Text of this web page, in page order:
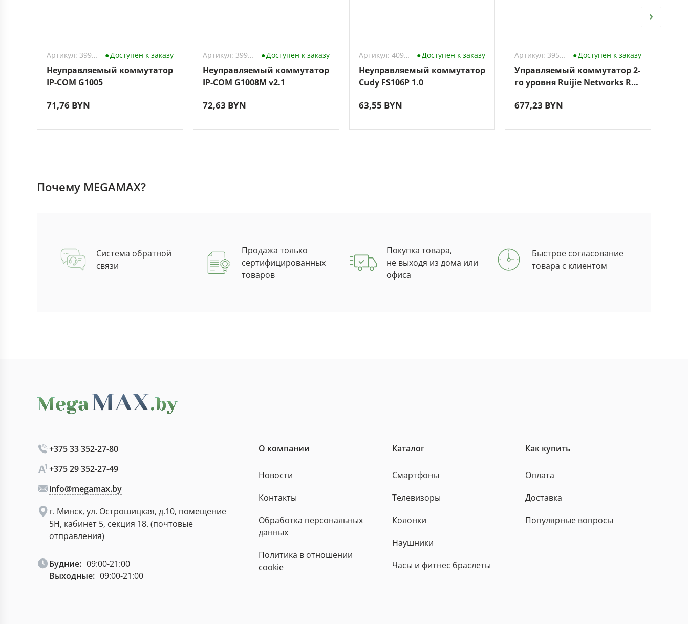
Артикул: 3994078 Доступен к заказу
Неуправляемый коммутатор
IP-COM G1005
71,76 BYN
Артикул: 3990506 Доступен к заказу
Неуправляемый коммутатор
IP-COM G1008M v2.1
72,63 BYN
Артикул: 4098649 Доступен к заказу
Неуправляемый коммутатор
Cudy FS106P 1.0
63,55 BYN
Артикул: 3959728 Доступен к заказу
Управляемый коммутатор 2-
го уровня Ruijie Networks RG-
677,23 BYN
Почему MEGAMAX?
Система обратной
связи
Продажа только
сертифицированных
товаров
Покупка товара,
не выходя из дома или
офиса
Быстрое согласование
товара с клиентом
+375 33 352-27-80
+375 29 352-27-49
info@megamax.by
г. Минск, ул. Острошицкая, д.10, помещение
5Н, кабинет 5, секция 18. (почтовые
отправления)
Будние: 09:00-21:00
Выходные: 09:00-21:00
О компании
Новости
Контакты
Обработка персональных
данных
Политика в отношении
cookie
Каталог
Смартфоны
Телевизоры
Колонки
Наушники
Часы и фитнес браслеты
Как купить
Оплата
Доставка
Популярные вопросы